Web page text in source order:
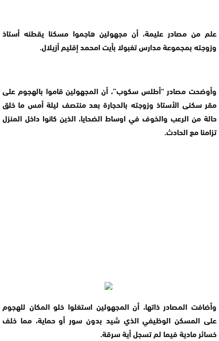
علم من مصادر عليمة، أن مجهولين هاجموا مسكنا يقطنه أستاذ
وزوجته بمجموعة مدارس تغبولا بأيت امحمد إقليم أزيلال.
وأوضحت مصادر “أطلس سكوب”، أن المجهولين قاموا بالهجوم على
مقر سكنى الأستاذ وزوجته بالحجارة بعد منتصف ليلة أمس ما خلق
حالة من الرعب والخوف في اوساط الضحايا، الذين كانوا داخل المنزل
تزامنا مع الحادث.
وأضافت المصادر ذاتها، أن المجهولين استغلوا خلو المكان للهجوم
على المسكن الوظيفي الذي شيد بدون سور أو حماية، مما خلف
خسائر مادية فيما لم تسجل أية سرقة.